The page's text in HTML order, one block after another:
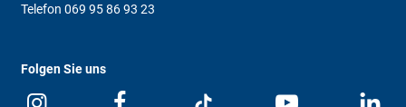
Telefon 069 95 86 93 23
Folgen Sie uns